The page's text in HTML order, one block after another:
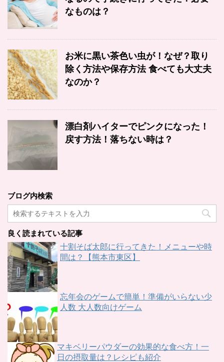
なものは？
お米に黒い茶色い虫が！なぜ？取り
除く方法や保存方法 食べても大丈夫
なのか？
漂白剤ハイターでピンクになった！
戻す方法！落ちない時は？
ブログ内検索
良く読まれている記事
十割そば太郎に行ってきた！メニューや時
間は？【熊本市東区】
忘年会のゲームで簡単！準備がいらない少
人数 大人数向けゲーム
マキベリーパウダーの効果的な食べ方！一
日の摂取量は？レシピも紹介